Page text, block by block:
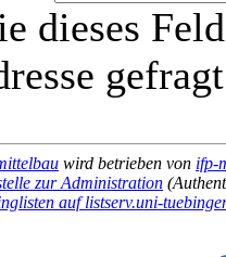
dieses
wird betrieben von ifp-
zur Administration
auf listserv.uni-